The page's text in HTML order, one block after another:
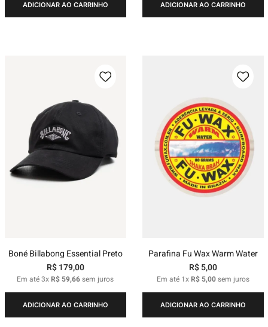
ADICIONAR AO CARRINHO ADICIONAR AO CARRINHO
Boné Billabong Essential Preto
R$ 179,00
Em até3xR$ 59,66sem juros
ADICIONAR AO CARRINHO
Parafina Fu Wax Warm Water
R$ 5,00
Em até 1xR$ 5,00sem juros
ADICIONAR AO CARRINHO